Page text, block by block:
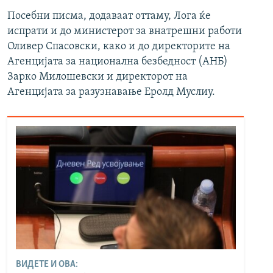
Посебни писма, додаваат оттаму, Лога ќе
испрати и до министерот за внатрешни работи
Оливер Спасовски, како и до директорите на
Агенцијата за национална безбедност (АНБ)
Зарко Милошевски и директорот на
Агенцијата за разузнавање Еролд Муслиу.
ВИДЕТЕ И ОВА: